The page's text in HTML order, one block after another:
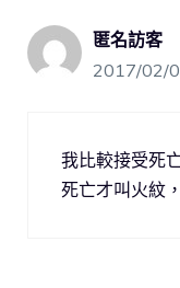
匿名訪客
2017/02/
我比較接受死
死亡才叫火紋